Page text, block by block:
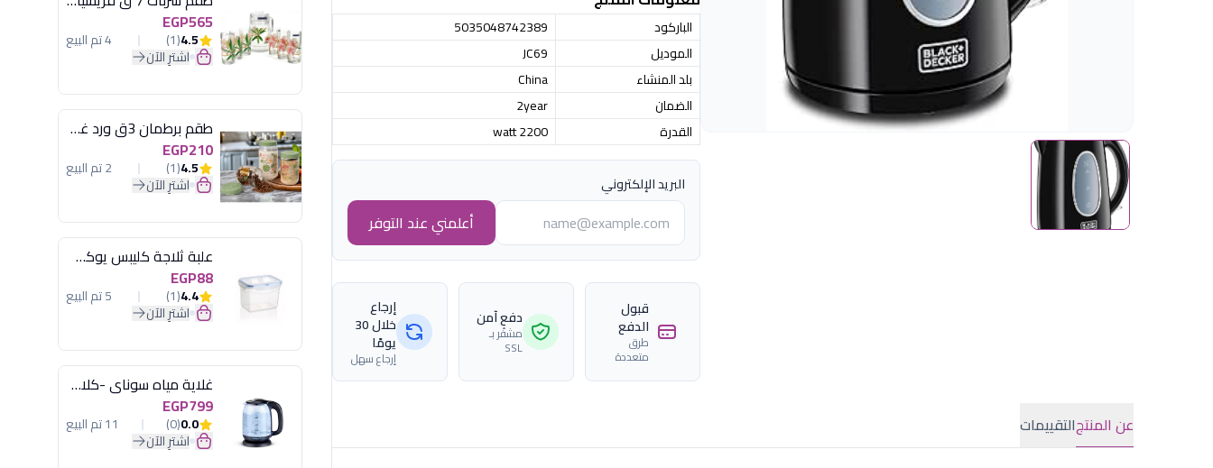
الباركود
5035048742389
الموديل
JC69
بلد المنشاء
China
الضمان
2year
القدرة
2200 watt
البريد الإلكتروني
أعلمني عند التوفر
قبول
الدفع
طرق
متعددة
دفع آمن
مشفّر بـ
SSL
إرجاع
خلال 30
يومًا
إرجاع سهل
عن المنتجالتقييمات
EGP565
4.5
(1) 4 تم البيع
اشترِ الآن
طقم برطمان 3ق ورد غطاء مينت جرين هيريفين
EGP210
4.5
(1) 2 تم البيع
اشترِ الآن
علبة ثلاجة كليبس يوكسان
EGP88
4.4
(1) 5 تم البيع
اشترِ الآن
غلاية مياه سوناي -كلاسيك 2200 وات، 1.7 لتر زجاج اضائة ليد - MAR-3752
EGP799
0.0
(0) 11 تم البيع
اشترِ الآن